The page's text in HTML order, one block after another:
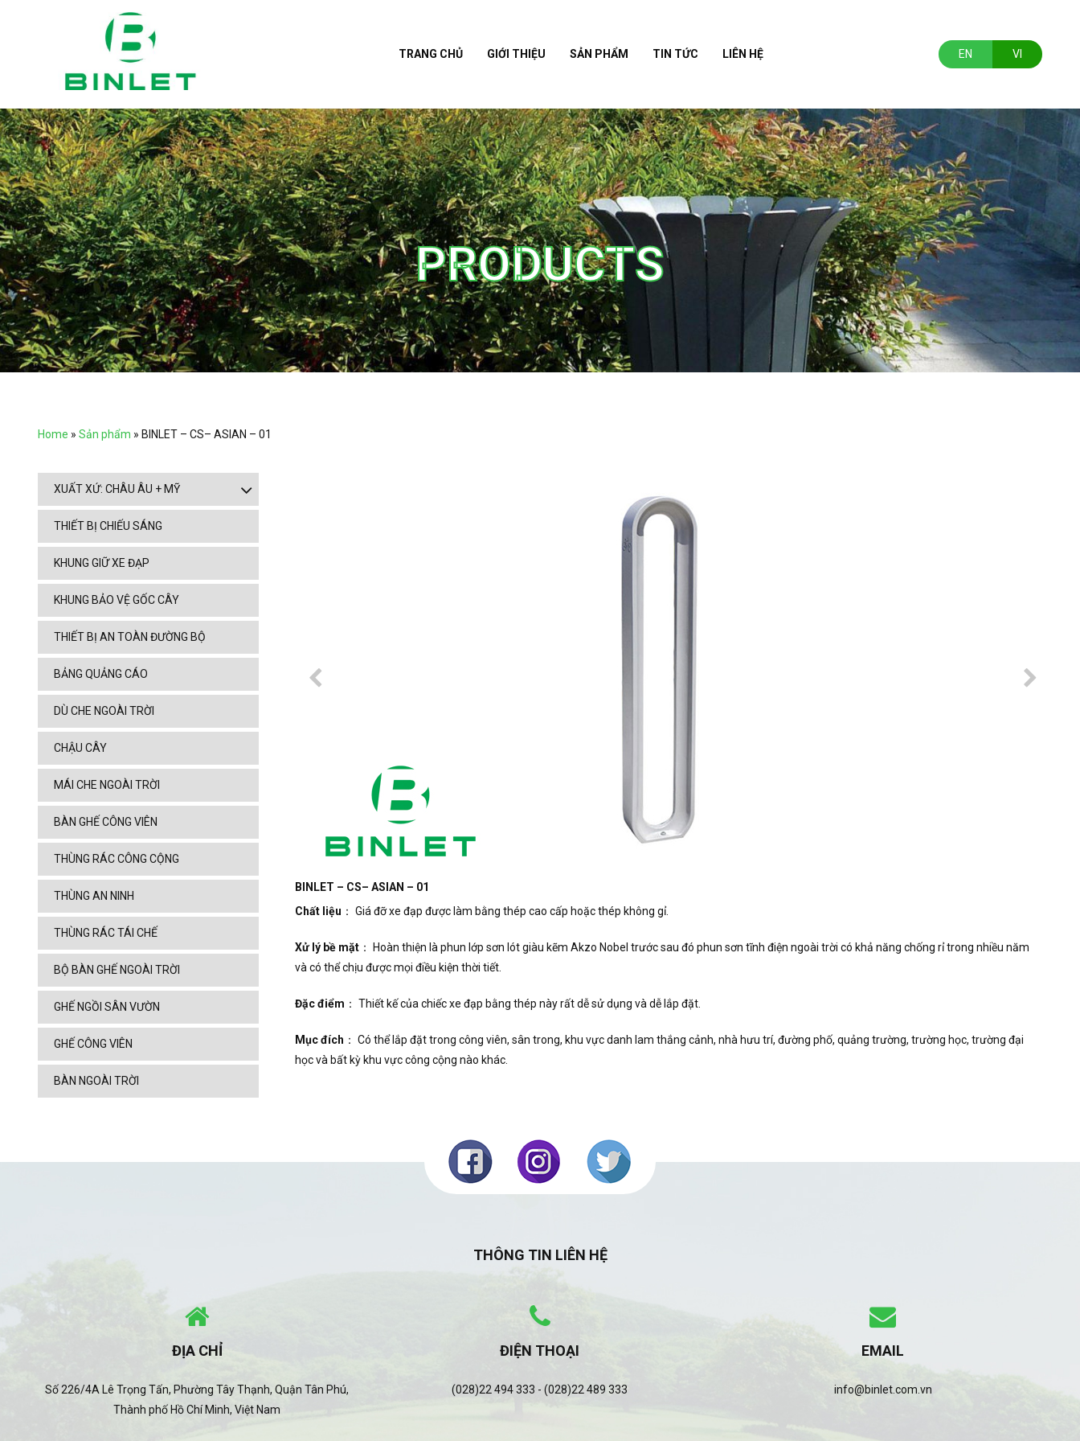
TRANG CHỦ GIỚI THIỆU SẢN PHẨM TIN TỨC LIÊN HỆ EN VI
PRODUCTS
Home » Sản phẩm » BINLET – CS– ASIAN – 01
BINLET – CS– ASIAN – 01
Chất liệu ： Giá đỡ xe đạp được làm bằng thép cao cấp hoặc thép không gỉ.
Xử lý bề mặt ： Hoàn thiện là phun lớp sơn lót giàu kẽm Akzo Nobel trước sau đó phun sơn tĩnh điện ngoài trời có khả năng chống rỉ trong nhiều năm
và có thể chịu được mọi điều kiện thời tiết.
Đặc điểm ： Thiết kế của chiếc xe đạp bằng thép này rất dễ sử dụng và dễ lắp đặt.
Mục đích ： Có thể lắp đặt trong công viên, sân trong, khu vực danh lam thắng cảnh, nhà hưu trí, đường phố, quảng trường, trường học, trường đại
học và bất kỳ khu vực công cộng nào khác.
XUẤT XỨ: CHÂU ÂU + MỸ
THIẾT BỊ CHIẾU SÁNG
KHUNG GIỮ XE ĐẠP
KHUNG BẢO VỆ GỐC CÂY
THIẾT BỊ AN TOÀN ĐƯỜNG BỘ
BẢNG QUẢNG CÁO
DÙ CHE NGOÀI TRỜI
CHẬU CÂY
MÁI CHE NGOÀI TRỜI
BÀN GHẾ CÔNG VIÊN
THÙNG RÁC CÔNG CỘNG
THÙNG AN NINH
THÙNG RÁC TÁI CHẾ
BỘ BÀN GHẾ NGOÀI TRỜI
GHẾ NGỒI SÂN VƯỜN
GHẾ CÔNG VIÊN
BÀN NGOÀI TRỜI
THÔNG TIN LIÊN HỆ
ĐỊA CHỈ
Số 226/4A Lê Trọng Tấn, Phường Tây Thạnh, Quận Tân Phú,
Thành phố Hồ Chí Minh, Việt Nam
ĐIỆN THOẠI
(028)22 494 333 - (028)22 489 333
EMAIL
info@binlet.com.vn